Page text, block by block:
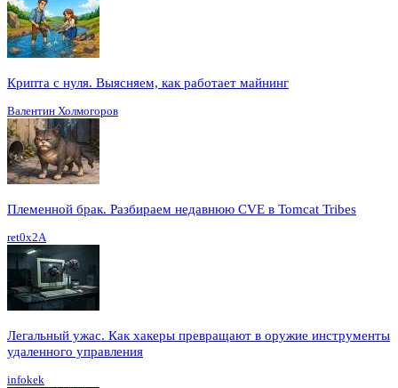
Крипта с нуля. Выясняем, как работает майнинг
Валентин Холмогоров
Племенной брак. Разбираем недавнюю CVE в Tomcat Tribes
ret0x2A
Легальный ужас. Как хакеры превращают в оружие инструменты
удаленного управления
infokek